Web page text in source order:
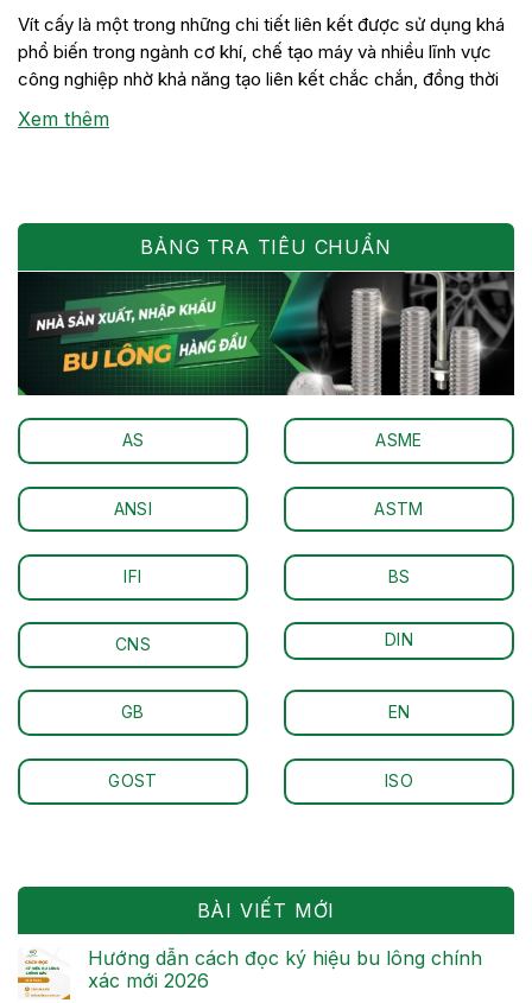
Vít cấy là một trong những chi tiết liên kết được sử dụng khá
phổ biến trong ngành cơ khí, chế tạo máy và nhiều lĩnh vực
công nghiệp nhờ khả năng tạo liên kết chắc chắn, đồng thời
thuận tiện cho việc tháo lắp khi cần bảo trì hoặc thay thế thiết
bị. Mặc […]
Xem thêm
BẢNG TRA TIÊU CHUẨN
AS ASME
ANSI ASTM
IFI BS
CNS DIN
GB EN
GOST ISO
BÀI VIẾT MỚI
Hướng dẫn cách đọc ký hiệu bu lông chính
xác mới 2026